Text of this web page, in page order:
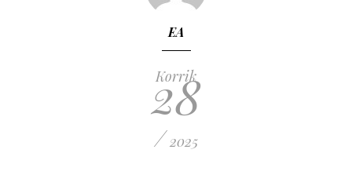
EA
Korrik
28
/ 2025